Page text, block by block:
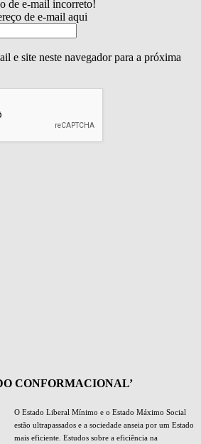
de e-mail incorreto!
de e-mail aqui
e site neste navegador para a próxima
CONFORMACIONAL’
O Estado Liberal Mínimo e o Estado Máximo Social
estão ultrapassados e a sociedade anseia por um Estado
mais eficiente. Estudos sobre a eficiência na